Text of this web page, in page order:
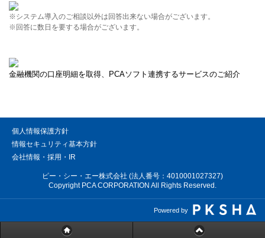
※システム導入のご相談以外は回答出来ない場合がございます。
※回答に数日を要する場合がございます。
金融機関の口座明細を取得、PCAソフト連携するサービスのご紹介
個人情報保護方針
情報セキュリティ基本方針
会社情報・採用・IR
ピー・シー・エー株式会社 (法人番号：4010001027327)
Copyright PCA CORPORATION All Rights Reserved.
Powered by